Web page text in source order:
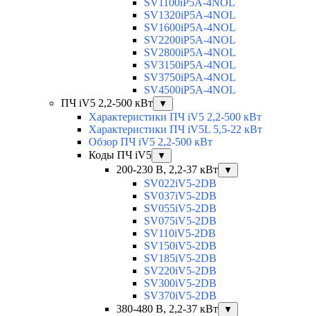
SV1100iP5A-4NOL
SV1320iP5A-4NOL
SV1600iP5A-4NOL
SV2200iP5A-4NOL
SV2800iP5A-4NOL
SV3150iP5A-4NOL
SV3750iP5A-4NOL
SV4500iP5A-4NOL
ПЧ iV5 2,2-500 кВт
▼
Характеристики ПЧ iV5 2,2-500 кВт
Характеристики ПЧ iV5L 5,5-22 кВт
Обзор ПЧ iV5 2,2-500 кВт
Коды ПЧ iV5
▼
200-230 В, 2,2-37 кВт ▼
SV022iV5-2DB
SV037iV5-2DB
SV055iV5-2DB
SV075iV5-2DB
SV110iV5-2DB
SV150iV5-2DB
SV185iV5-2DB
SV220iV5-2DB
SV300iV5-2DB
SV370iV5-2DB
380-480 В, 2,2-37 кВт
▼